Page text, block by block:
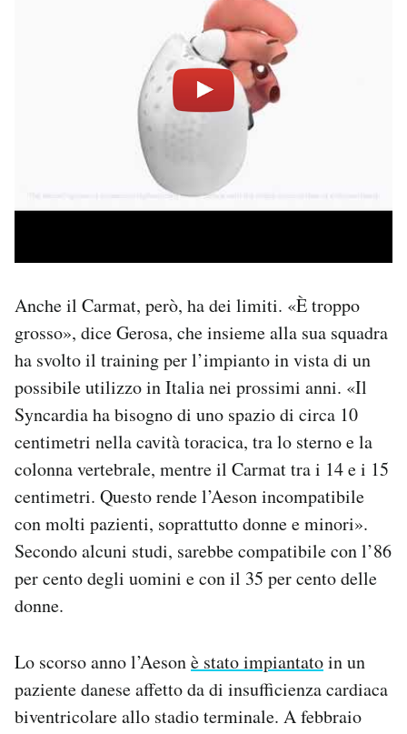
Anche il Carmat, però, ha dei limiti. «È troppo
grosso», dice Gerosa, che insieme alla sua squadra
ha svolto il training per l’impianto in vista di un
possibile utilizzo in Italia nei prossimi anni. «Il
Syncardia ha bisogno di uno spazio di circa 10
centimetri nella cavità toracica, tra lo sterno e la
colonna vertebrale, mentre il Carmat tra i 14 e i 15
centimetri. Questo rende l’Aeson incompatibile
con molti pazienti, soprattutto donne e minori».
Secondo alcuni studi, sarebbe compatibile con l’86
per cento degli uomini e con il 35 per cento delle
donne.
Lo scorso anno l’Aesonè stato impiantatoin un
paziente danese affetto da di insufficienza cardiaca
biventricolare allo stadio terminale. A febbraio